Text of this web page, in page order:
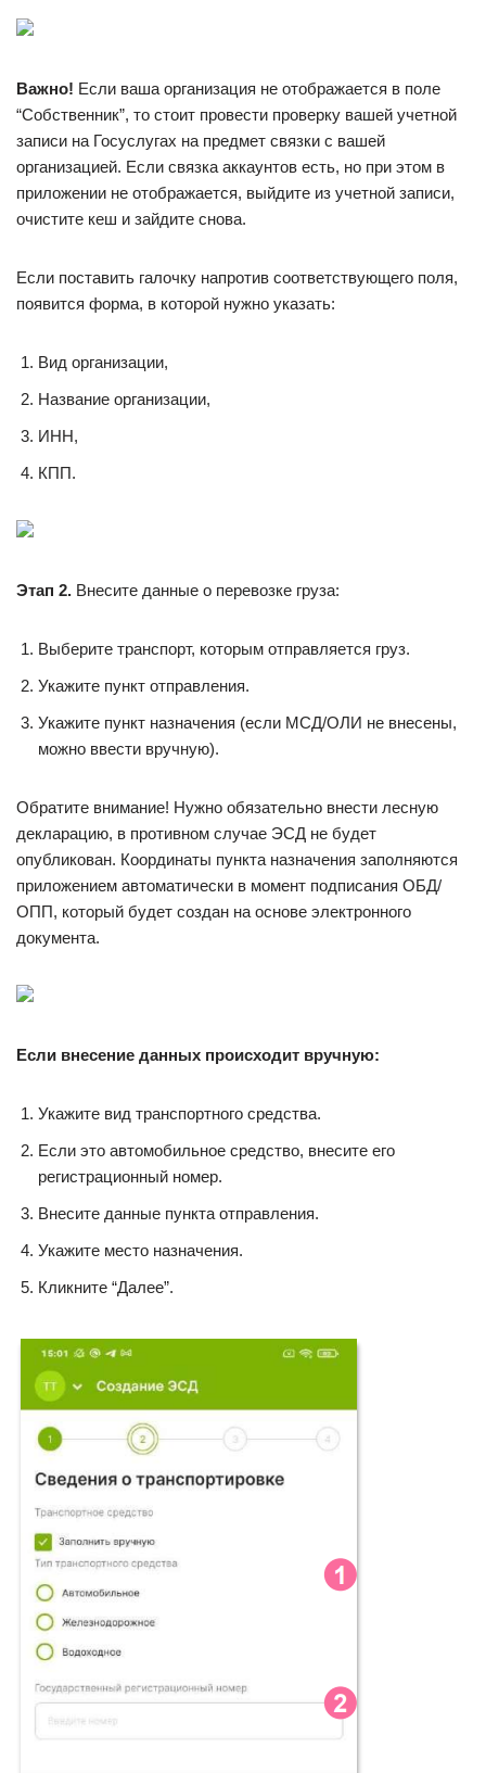
Важно! Если ваша организация не отображается в поле
“Собственник”, то стоит провести проверку вашей учетной
записи на Госуслугах на предмет связки с вашей
организацией. Если связка аккаунтов есть, но при этом в
приложении не отображается, выйдите из учетной записи,
очистите кеш и зайдите снова.
Если поставить галочку напротив соответствующего поля,
появится форма, в которой нужно указать:
Вид организации,
Название организации,
ИНН,
КПП.
Этап 2. Внесите данные о перевозке груза:
Выберите транспорт, которым отправляется груз.
Укажите пункт отправления.
Укажите пункт назначения (если МСД/ОЛИ не внесены,
можно ввести вручную).
Обратите внимание! Нужно обязательно внести лесную
декларацию, в противном случае ЭСД не будет
опубликован. Координаты пункта назначения заполняются
приложением автоматически в момент подписания ОБД/
ОПП, который будет создан на основе электронного
документа.
Если внесение данных происходит вручную:
Укажите вид транспортного средства.
Если это автомобильное средство, внесите его
регистрационный номер.
Внесите данные пункта отправления.
Укажите место назначения.
Кликните “Далее”.